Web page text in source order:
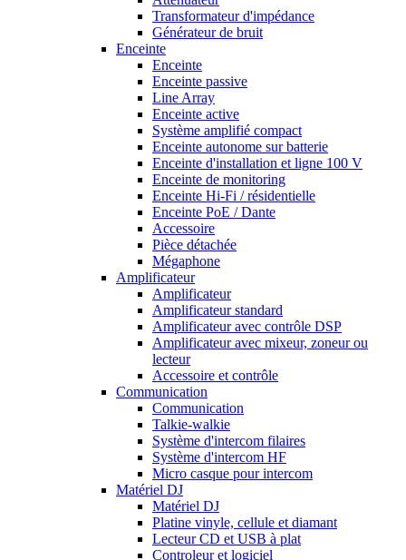
Transformateur d'impédance
Générateur de bruit
Enceinte
Enceinte
Enceinte passive
Line Array
Enceinte active
Système amplifié compact
Enceinte autonome sur batterie
Enceinte d'installation et ligne 100 V
Enceinte de monitoring
Enceinte Hi-Fi / résidentielle
Enceinte PoE / Dante
Accessoire
Pièce détachée
Mégaphone
Amplificateur
Amplificateur
Amplificateur standard
Amplificateur avec contrôle DSP
Amplificateur avec mixeur, zoneur ou
lecteur
Accessoire et contrôle
Communication
Communication
Talkie-walkie
Système d'intercom filaires
Système d'intercom HF
Micro casque pour intercom
Matériel DJ
Matériel DJ
Platine vinyle, cellule et diamant
Lecteur CD et USB à plat
Controleur et logiciel